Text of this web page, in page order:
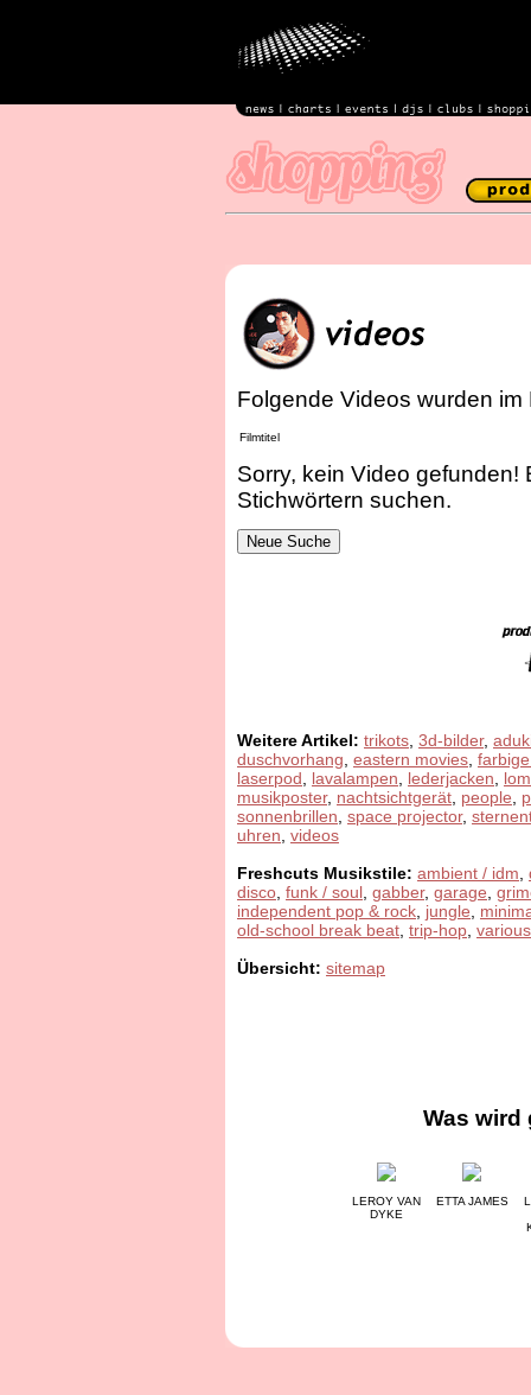
Folgende Videos wurden
Filmtitel
Sorry, kein Video gefunden!
Stichwörtern suchen.
Weitere Artikel: trikots 3d-bilder,
duschvorhang eastern movies
laserpod
lavalampen lederjacken
musikposter, nachtsichtgerät people
sonnenbrillen space projector,
uhren videos
Freshcuts Musikstile: ambient / idm
disco funk / soul gabber, garage
independent pop & rock jungle
old-school break beat trip-hop
Übersicht: sitemap
Was wird
LEROY VAN
DYKE
ETTA JAMES